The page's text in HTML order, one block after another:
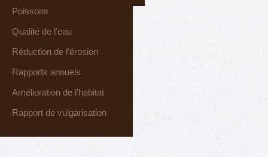
Poissons
Qualité de l'eau
Réduction de l’érosion
Rapports annuels
Amélioration de l’habitat
Rapport de vulgarisation